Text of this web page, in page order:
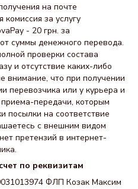
на почте
за услугу
- 20 грн. за
суммы денежного перевода.
проверки состава
и отсутствие каких-либо
что при получении
перевозчика или у курьера и
передачи, которым
посылки на соответствие
с внешним видом
претензий в интернет-
по реквизитам
ФЛП Козак Максим